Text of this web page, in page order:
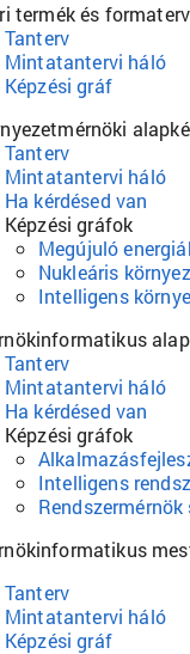
termék és
Tanterv
Mintatantervi háló
Képzési gráf
Tanterv
Mintatantervi háló
Ha kérdésed van
Képzési gráfok
Megújuló
Nukleáris
Intelligens
Tanterv
Mintatantervi háló
Ha kérdésed van
Képzési gráfok
Intelligens
Tanterv
Mintatantervi háló
Képzési gráf